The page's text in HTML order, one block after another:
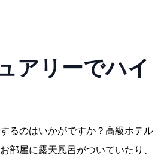
アリーでハイ
るのはいかがですか？高級ホテル
部屋に露天風呂がついていたり、